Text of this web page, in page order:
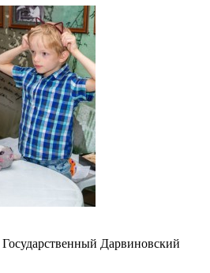
Государственный Дарвиновский